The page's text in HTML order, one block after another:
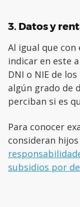
3. Datos y
Al igual que
indicar en este
DNI o NIE de
algún grado de
perciban si es
Para conocer
consideran
subsidios por